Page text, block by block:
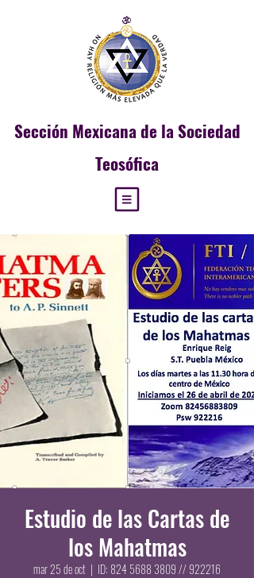
Sección Mexicana de la Sociedad
Teosófica
Estudio de las Cartas de
los Mahatmas
mar 25 de oct
  |
ID: 824 5688 3809 // 922216